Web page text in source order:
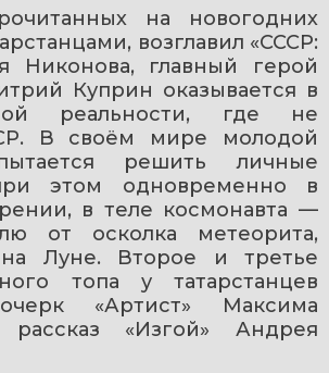
на новогодних
возглавил «СССР:
Никонова, главный герой
Куприн оказывается в
реальности, где не
В своём мире молодой
решить личные
этом одновременно в
в теле космонавта —
от осколка метеорита,
Луне. Второе и третье
топа у татарстанцев
«Артист» Максима
«Изгой» Андрея